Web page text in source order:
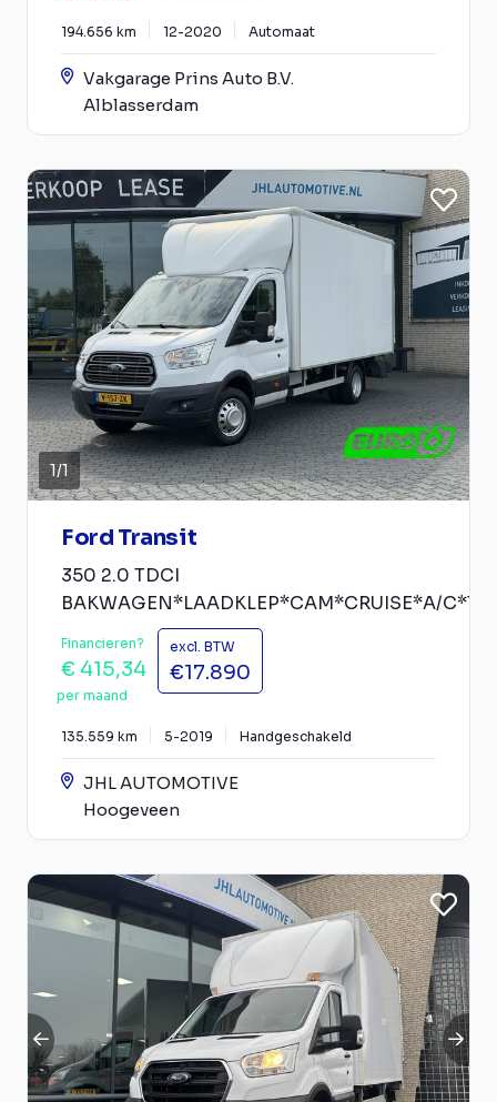
194.656 km 12-2020 Automaat
Vakgarage Prins Auto B.V.
Alblasserdam
1/1
Ford Transit
350 2.0 TDCI
BAKWAGEN*LAADKLEP*CAM*CRUISE*A/
Financieren?
€ 415,34
per maand
excl. BTW
€17.890
135.559 km 5-2019 Handgeschakeld
JHL AUTOMOTIVE
Hoogeveen